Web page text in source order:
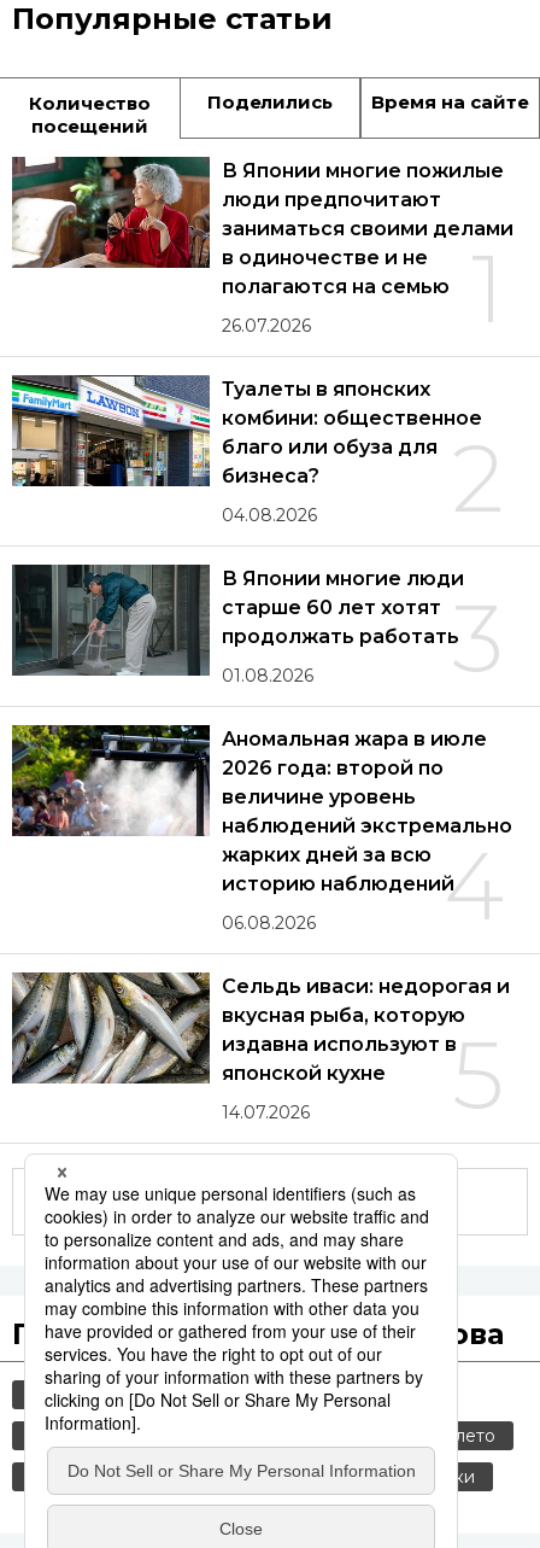
Популярные статьи
Количество
посещений
Поделились Время на сайте
1
В Японии многие пожилые
люди предпочитают
заниматься своими делами
в одиночестве и не
полагаются на семью
26.07.2026
2
Туалеты в японских
комбини: общественное
благо или обуза для
бизнеса?
04.08.2026
3
В Японии многие люди
старше 60 лет хотят
продолжать работать
01.08.2026
4
Аномальная жара в июле
2026 года: второй по
величине уровень
наблюдений экстремально
жарких дней за всю
историю наблюдений
06.08.2026
5
Сельдь иваси: недорогая и
вкусная рыба, которую
издавна используют в
японской кухне
14.07.2026
Другие статьи по теме
Популярные поисковые слова
общество история
культура
технологии
лето
жара
стихийные бедствия еда и напитки